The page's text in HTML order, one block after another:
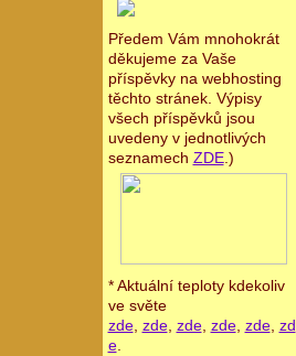
Předem Vám mnohokrát
děkujeme za Vaše
příspěvky na webhosting
těchto stránek. Výpisy
všech příspěvků jsou
uvedeny v jednotlivých
seznamech ZDE.)
* Aktuální teploty kdekoliv
ve světe
zde, zde, zde, zde, zde, zd
e.